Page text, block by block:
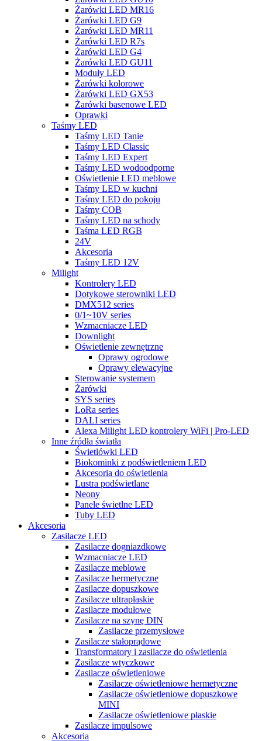
Żarówki LED MR16
Żarówki LED G9
Żarówki LED MR11
Żarówki LED R7s
Żarówki LED G4
Żarówki LED GU11
Moduły LED
Żarówki kolorowe
Żarówki LED GX53
Żarówki basenowe LED
Oprawki
Taśmy LED
Taśmy LED Tanie
Taśmy LED Classic
Taśmy LED Expert
Taśmy LED wodoodporne
Oświetlenie LED meblowe
Taśmy LED w kuchni
Taśmy LED do pokoju
Taśmy COB
Taśmy LED na schody
Taśma LED RGB
24V
Akcesoria
Taśmy LED 12V
Milight
Kontrolery LED
Dotykowe sterowniki LED
DMX512 series
0/1~10V series
Wzmacniacze LED
Downlight
Oświetlenie zewnętrzne
Oprawy ogrodowe
Oprawy elewacyjne
Sterowanie systemem
Żarówki
SYS series
LoRa series
DALI series
Alexa Milight LED kontrolery WiFi | Pro-LED
Inne źródła światła
Świetlówki LED
Biokominki z podświetleniem LED
Akcesoria do oświetlenia
Lustra podświetlane
Neony
Panele świetlne LED
Tuby LED
Akcesoria
Zasilacze LED
Zasilacze dogniazdkowe
Wzmacniacze LED
Zasilacze meblowe
Zasilacze hermetyczne
Zasilacze dopuszkowe
Zasilacze ultrapłaskie
Zasilacze modułowe
Zasilacze na szynę DIN
Zasilacze przemysłowe
Zasilacze stałoprądowe
Transformatory i zasilacze do oświetlenia
Zasilacze wtyczkowe
Zasilacze oświetleniowe
Zasilacze oświetleniowe hermetyczne
Zasilacze oświetleniowe dopuszkowe
MINI
Zasilacze oświetleniowe płaskie
Zasilacze impulsowe
Akcesoria